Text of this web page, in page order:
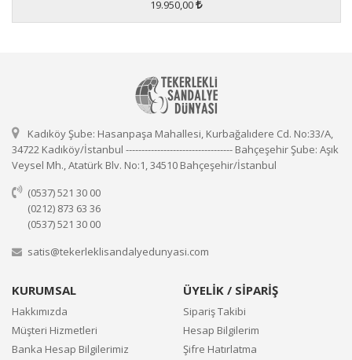
19.950,00
Kadıköy Şube: Hasanpaşa Mahallesi, Kurbağalıdere Cd. No:33/A,
34722 Kadıköy/İstanbul ---------------------------------- Bahçeşehir Şube: Aşık
Veysel Mh., Atatürk Blv. No:1, 34510 Bahçeşehir/İstanbul
(0537) 521 30 00
(0212) 873 63 36
(0537) 521 30 00
satis@tekerleklisandalyedunyasi.com
KURUMSAL
Hakkımızda
Müşteri Hizmetleri
Banka Hesap Bilgilerimiz
ÜYELİK / SİPARİŞ
Sipariş Takibi
Hesap Bilgilerim
Şifre Hatırlatma